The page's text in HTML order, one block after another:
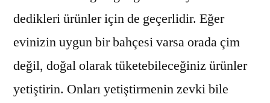
dedikleri ürünler için de geçerlidir. Eğer
evinizin uygun bir bahçesi varsa orada çim
değil, doğal olarak tüketebileceğiniz ürünler
yetiştirin. Onları yetiştirmenin zevki bile